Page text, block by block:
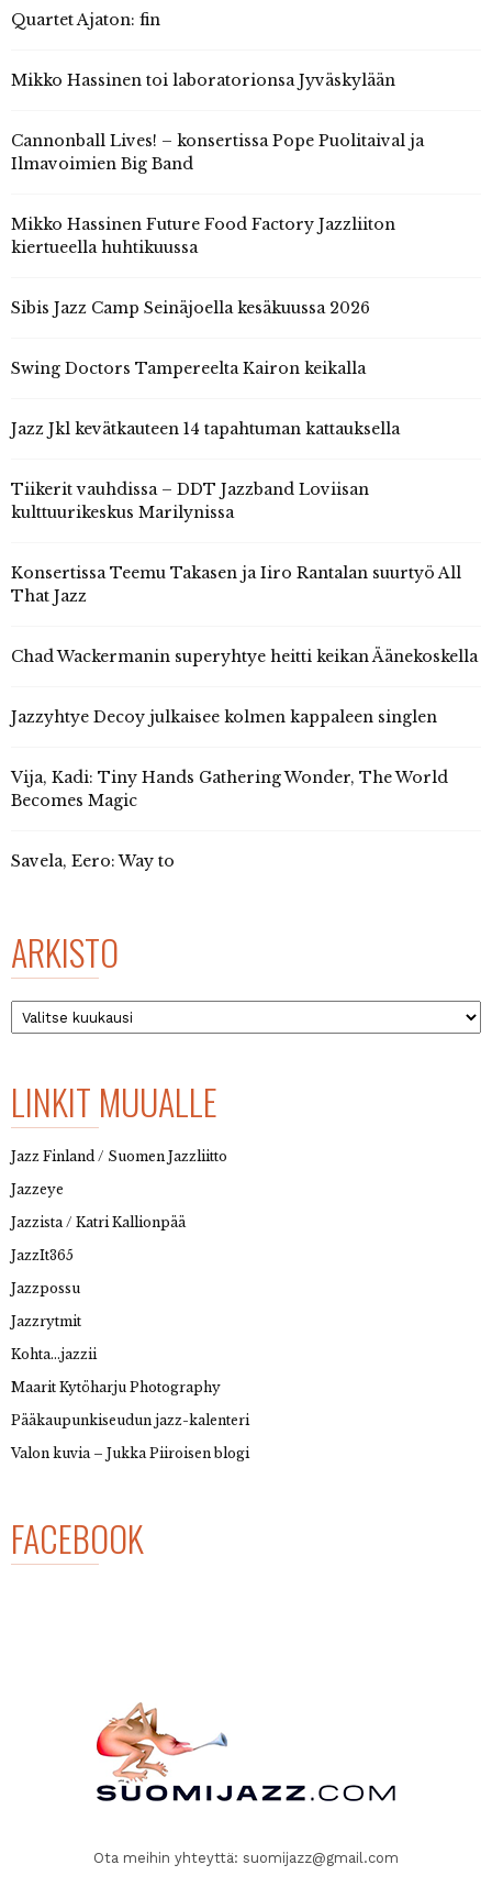
Quartet Ajaton: fin
Mikko Hassinen toi laboratorionsa Jyväskylään
Cannonball Lives! – konsertissa Pope Puolitaival ja
Ilmavoimien Big Band
Mikko Hassinen Future Food Factory Jazzliiton
kiertueella huhtikuussa
Sibis Jazz Camp Seinäjoella kesäkuussa 2026
Swing Doctors Tampereelta Kairon keikalla
Jazz Jkl kevätkauteen 14 tapahtuman kattauksella
Tiikerit vauhdissa – DDT Jazzband Loviisan
kulttuurikeskus Marilynissa
Konsertissa Teemu Takasen ja Iiro Rantalan suurtyö All
That Jazz
Chad Wackermanin superyhtye heitti keikan Äänekoskella
Jazzyhtye Decoy julkaisee kolmen kappaleen singlen
Vija, Kadi: Tiny Hands Gathering Wonder, The World
Becomes Magic
Savela, Eero: Way to
ARKISTO
Arkisto
LINKIT MUUALLE
Jazz Finland / Suomen Jazzliitto
Jazzeye
Jazzista / Katri Kallionpää
JazzIt365
Jazzpossu
Jazzrytmit
Kohta…jazzii
Maarit Kytöharju Photography
Pääkaupunkiseudun jazz-kalenteri
Valon kuvia – Jukka Piiroisen blogi
FACEBOOK
Ota meihin yhteyttä: suomijazz@gmail.com